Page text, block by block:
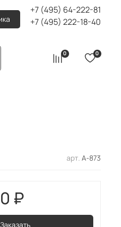
+7 (495) 64-222-81
+7 (495) 222-18-40
0 0
арт. А-873
₽
Заказать